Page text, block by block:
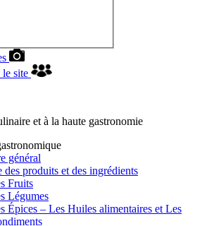
le site
et à la haute gastronomie
général
des produits et des ingrédients
Fruits
Légumes
Épices – Les Huiles alimentaires et Les